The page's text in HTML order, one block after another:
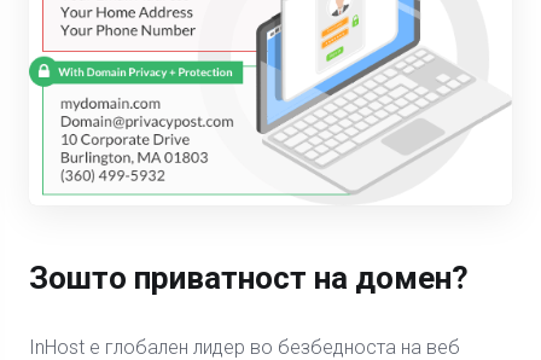
Зошто приватност на домен?
InHost е глобален лидер во безбедноста на веб